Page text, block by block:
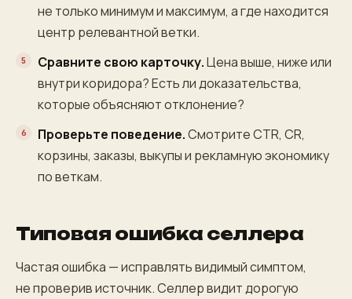
не только минимум и максимум, а где находится
центр релевантной ветки.
Сравните свою карточку.Цена выше, ниже или
внутри коридора? Есть ли доказательства,
которые объясняют отклонение?
Проверьте поведение.Смотрите CTR, CR,
корзины, заказы, выкупы и рекламную экономику
по веткам.
Типовая ошибка селлера
Частая ошибка — исправлять видимый симптом,
не проверив источник. Селлер видит дорогую